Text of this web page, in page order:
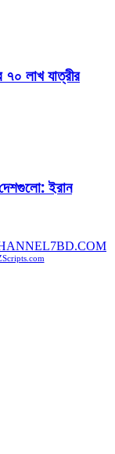
৭০ লাখ যাত্রীর
ইরান